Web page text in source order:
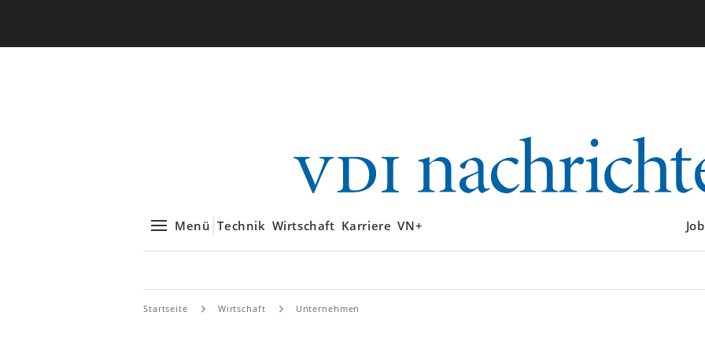
Menü Technik Wirtschaft Karriere VN+
Startseite Wirtschaft Unternehmen